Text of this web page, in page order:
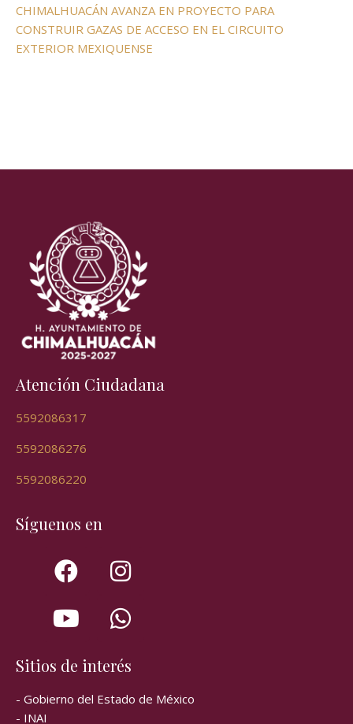
CHIMALHUACÁN AVANZA EN PROYECTO PARA
CONSTRUIR GAZAS DE ACCESO EN EL CIRCUITO
EXTERIOR MEXIQUENSE
Atención Ciudadana
5592086317
5592086276
5592086220
Síguenos en
Sitios de interés
- Gobierno del Estado de México
- INAI